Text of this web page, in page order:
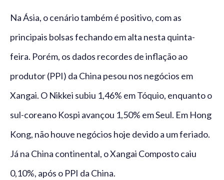
Na Ásia, o cenário também é positivo, com as
principais bolsas fechando em alta nesta quinta-
feira. Porém, os dados recordes de inflação ao
produtor (PPI) da China pesou nos negócios em
Xangai. O Nikkei subiu 1,46% em Tóquio, enquanto o
sul-coreano Kospi avançou 1,50% em Seul. Em Hong
Kong, não houve negócios hoje devido a um feriado.
Já na China continental, o Xangai Composto caiu
0,10%, após o PPI da China.